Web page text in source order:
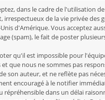
dans le cadre de l'utilisation
irrespectueux de la vie privée
d'Amérique. Vous acceptez
(spam), le fait de poster
qu'il est impossible pour
et que nous ne sommes pas
son auteur, et ne reflète pas
encouragé à le notifier
répréhensible dans un délai